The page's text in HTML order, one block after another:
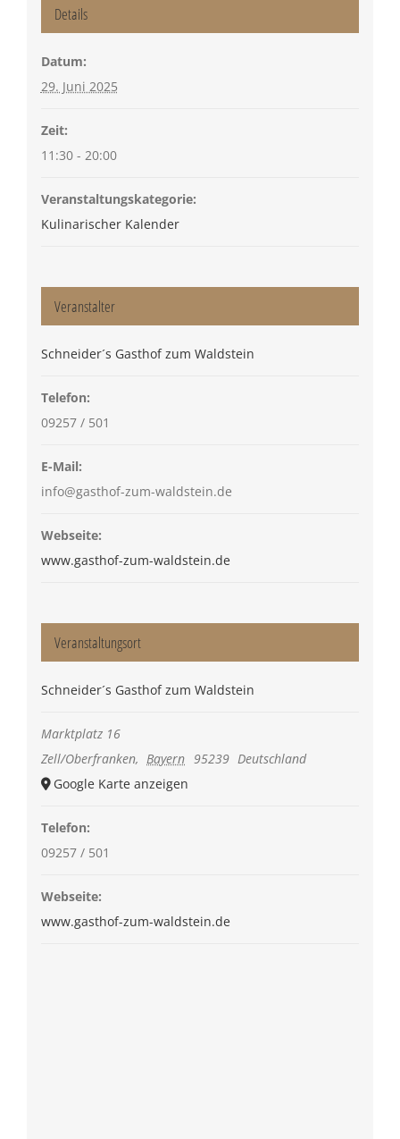
Details
Datum:
29. Juni 2025
Zeit:
11:30 - 20:00
Veranstaltungskategorie:
Kulinarischer Kalender
Veranstalter
Schneider´s Gasthof zum Waldstein
Telefon:
09257 / 501
E-Mail:
info@gasthof-zum-waldstein.de
Webseite:
www.gasthof-zum-waldstein.de
Veranstaltungsort
Schneider´s Gasthof zum Waldstein
Marktplatz 16
Zell/Oberfranken, Bayern 95239 Deutschland
Google Karte anzeigen
Telefon:
09257 / 501
Webseite:
www.gasthof-zum-waldstein.de